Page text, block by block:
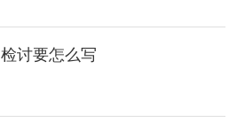
检讨要怎么写